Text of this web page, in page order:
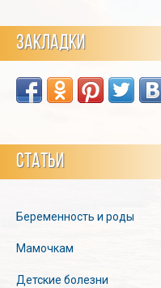
ЗАКЛАДКИ
СТАТЬИ
Беременность и роды
Мамочкам
Детские болезни